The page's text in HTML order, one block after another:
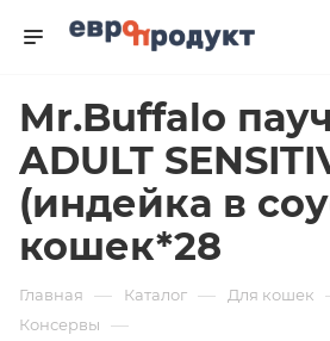
Mr.Buffalo пауч
ADULT
(индейка в
кошек*28
Главная — Каталог — Для кошек
Консервы —